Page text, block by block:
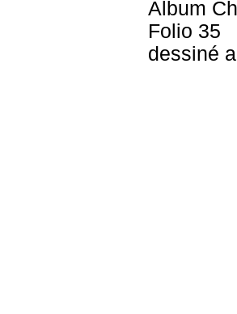
Album
Folio 35
dessiné